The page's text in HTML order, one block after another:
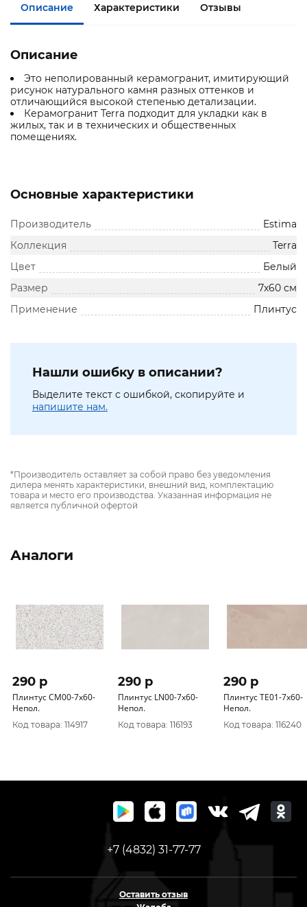
Описание Характеристики Отзывы
Описание
Это неполированный керамогранит, имитирующий
рисунок натурального камня разных оттенков и
отличающийся высокой степенью детализации.
Керамогранит Terra подходит для укладки как в
жилых, так и в технических и общественных
помещениях.
Основные характеристики
Производитель
Estima
Коллекция
Terra
Цвет
Белый
Размер
7x60 см
Применение
Плинтус
Нашли ошибку в описании?
Выделите текст с ошибкой, скопируйте и
напишите нам.
*Производитель оставляет за собой право без уведомления
дилера менять характеристики, внешний вид, комплектацию
товара и место его производства. Указанная информация не
является публичной офертой
Аналоги
290 p
Плинтус CM00-7x60-
Непол.
Код товара: 114917
290 p
Плинтус LN00-7x60-
Непол.
Код товара: 116193
290 p
Плинтус TE01-7x60-
Непол.
Код товара: 116240
+7 (4832) 31-77-77
Оставить отзыв